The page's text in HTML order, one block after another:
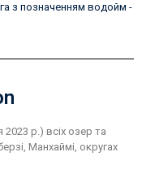
з позначенням водойм -
р.) всіх озер та
Манхаймі, округах